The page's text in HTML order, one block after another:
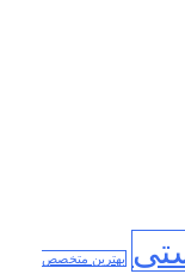
بهترین متخصص